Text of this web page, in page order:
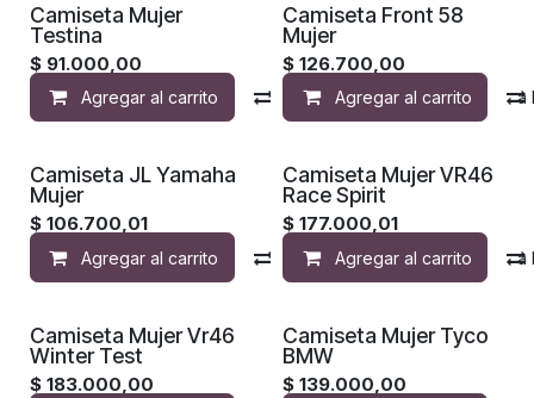
Camiseta Mujer
Testina
$ 91.000,00
Agregar al carrito Compara Agregar a la
Camiseta Front 58
Mujer
$126.700,00
Agregar al carrito
Camiseta JL Yamaha
Mujer
$ 106.700,01
Agregar al carrito Compara Agregar a la
Camiseta Mujer VR46
Race Spirit
$177.000,01
Agregar al carrito
Camiseta Mujer Vr46
Winter Test
$ 183.000,00
Camiseta Mujer Tyco
BMW
$139.000,00